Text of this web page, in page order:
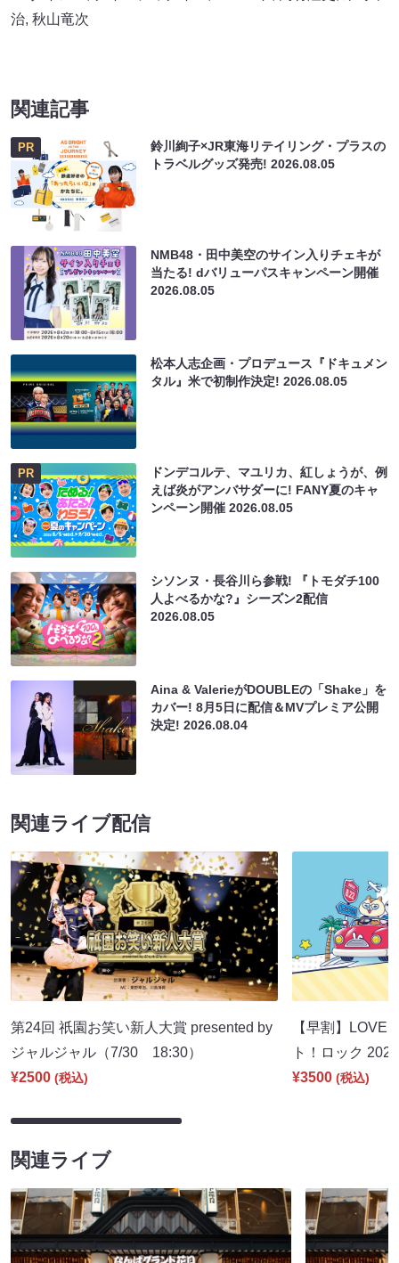
治, 秋山竜次
関連記事
PR
鈴川絢子×JR東海リテイリング・プラスの
トラベルグッズ発売!2026.08.05
NMB48・田中美空のサイン入りチェキが
当たる! dバリューパスキャンペーン開催
2026.08.05
松本人志企画・プロデュース『ドキュメン
タル』米で初制作決定!2026.08.05
PR
ドンデコルテ、マユリカ、紅しょうが、例
えば炎がアンバサダーに! FANY夏のキャ
ンペーン開催2026.08.05
シソンヌ・長谷川ら参戦! 『トモダチ100
人よべるかな?』シーズン2配信
2026.08.05
Aina & ValerieがDOUBLEの「Shake」を
カバー! 8月5日に配信＆MVプレミア公開
決定!2026.08.04
関連ライブ配信
第24回 祇園お笑い新人大賞 presented by
ジャルジャル（7/30 18:30）
¥2500 (税込)
【早割】LOVE
ト！ロック
¥3500 (税込)
関連ライブ